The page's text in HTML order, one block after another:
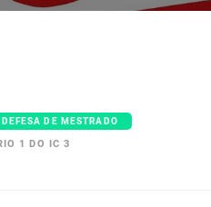
DEFESA DE MESTRADO
1 DO IC 3